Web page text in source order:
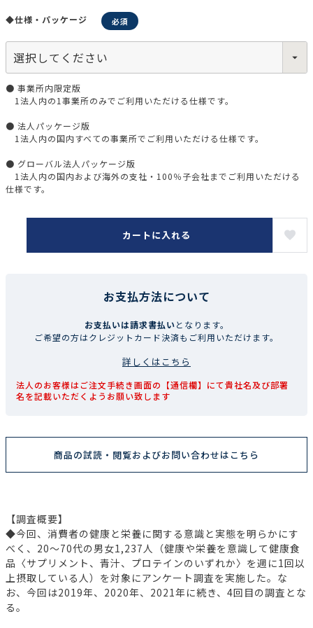
◆仕様・パッケージ
● 事業所内限定版
1法人内の1事業所のみでご利用いただける仕様です。
● 法人パッケージ版
1法人内の国内すべての事業所でご利用いただける仕様です。
● グローバル法人パッケージ版
1法人内の国内および海外の支社・100％子会社までご利用いただける
仕様です。
カートに入れる
お支払方法について
お支払いは請求書払いとなります。
ご希望の方はクレジットカード決済もご利用いただけます。
詳しくはこちら
法人のお客様はご注文手続き画面の【通信欄】にて貴社名及び部署
名を記載いただくようお願い致します
商品の試読・閲覧およびお問い合わせはこちら
【調査概要】
◆今回、消費者の健康と栄養に関する意識と実態を明らかにす
べく、20～70代の男女1,237人（健康や栄養を意識して健康食
品〈サプリメント、青汁、プロテインのいずれか〉を週に1回以
上摂取している人）を対象にアンケート調査を実施した。な
お、今回は2019年、2020年、2021年に続き、4回目の調査とな
る。